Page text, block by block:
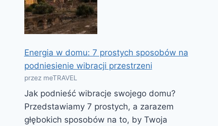
Energia w domu: 7 prostych sposobów na
podniesienie wibracji przestrzeni
przez meTRAVEL
Jak podnieść wibracje swojego domu?
Przedstawiamy 7 prostych, a zarazem
głębokich sposobów na to, by Twoja